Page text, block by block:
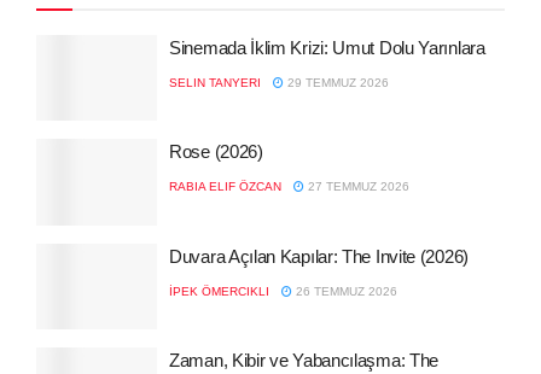
Sinemada İklim Krizi: Umut Dolu Yarınlara
SELIN TANYERI 29 TEMMUZ 2026
Rose (2026)
RABIA ELIF ÖZCAN 27 TEMMUZ 2026
Duvara Açılan Kapılar: The Invite (2026)
İPEK ÖMERCIKLI 26 TEMMUZ 2026
Zaman, Kibir ve Yabancılaşma: The